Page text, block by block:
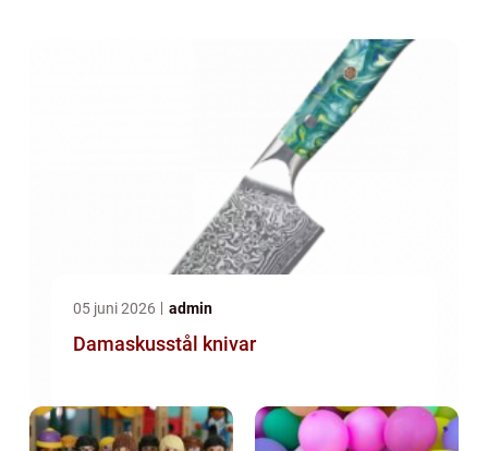
05 juni 2026 admin
Damaskusstål knivar